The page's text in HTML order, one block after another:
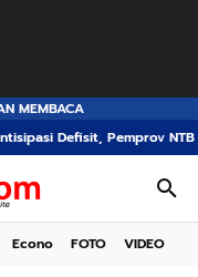
MEMBACA
Pemprov NTB Susun APBD-P
Econo FOTO VIDEO